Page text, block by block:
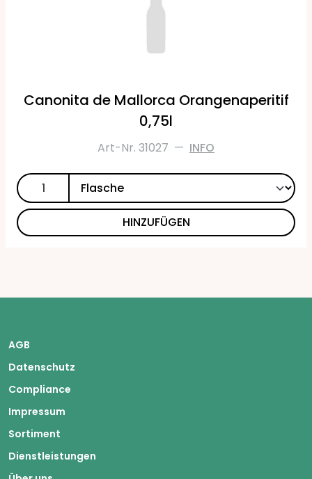
Canonita de Mallorca Orangenaperitif
0,75l
Art-Nr. 31027 — INFO
HINZUFÜGEN
AGB
Datenschutz
Compliance
Impressum
Sortiment
Dienstleistungen